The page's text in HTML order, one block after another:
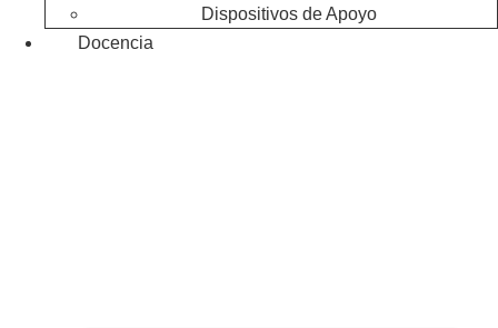
Dispositivos de Apoyo
Docencia